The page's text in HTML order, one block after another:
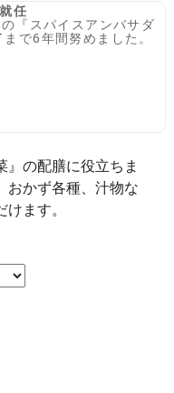
任
『スパイスアンバサダ
で6年間努めました。
の配膳に役立ちま
おかず各種、汁物な
ます。